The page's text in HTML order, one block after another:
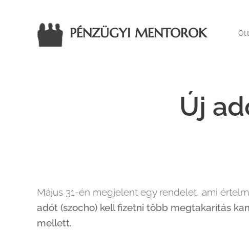
PÉNZÜGYI MENTOROK
Új
Május 31-én megjelent egy rendelet, ami
adót (szocho) kell fizetni több megtakarítás
mellett.